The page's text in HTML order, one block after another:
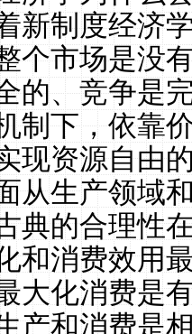
新制度经济
个市场是没
的、竞争是
制下，依靠
现资源自由
从生产领域
典的合理性
和消费效用
大化消费是
产和消费是